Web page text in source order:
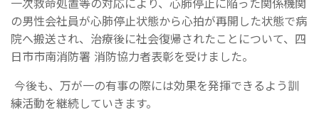
一次救命処置等の対応により、心肺停止に陥った関係機関
の男性会社員が心肺停止状態から心拍が再開した状態で病
院へ搬送され、治療後に社会復帰されたことについて、四
日市市南消防署 消防協力者表彰を受けました。
今後も、万が一の有事の際には効果を発揮できるよう訓
練活動を継続していきます。